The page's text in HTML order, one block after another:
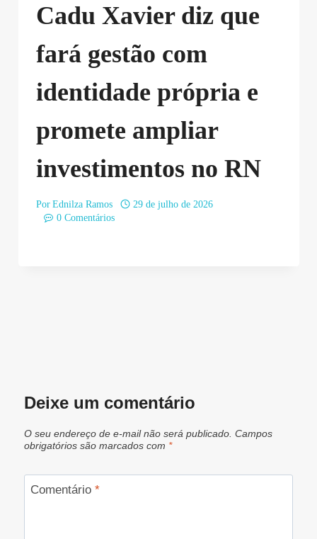
Cadu Xavier diz que
fará gestão com
identidade própria e
promete ampliar
investimentos no RN
Por Ednilza Ramos
29 de julho de 2026
0 Comentários
Deixe um comentário
O seu endereço de e-mail não será publicado. Campos
obrigatórios são marcados com *
Comentário *